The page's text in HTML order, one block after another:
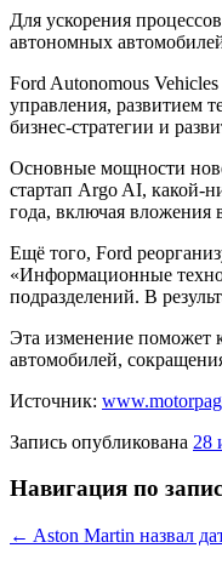
Для ускорения
автономных
Ford Autonomous
управления, развитием
бизнес-стратегии и
Основные мощности
стартап Argo AI, какой-
года, включая вложения
Ещё того, Ford
«Информационные
подразделений. В
Эта изменение поможет
автомобилей,
Источник:
Запись опубликована 28
Навигация по
← Aston Martin назвал